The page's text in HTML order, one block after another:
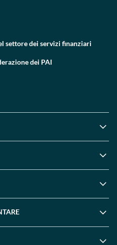
settore dei servizi finanziari
dei PAI